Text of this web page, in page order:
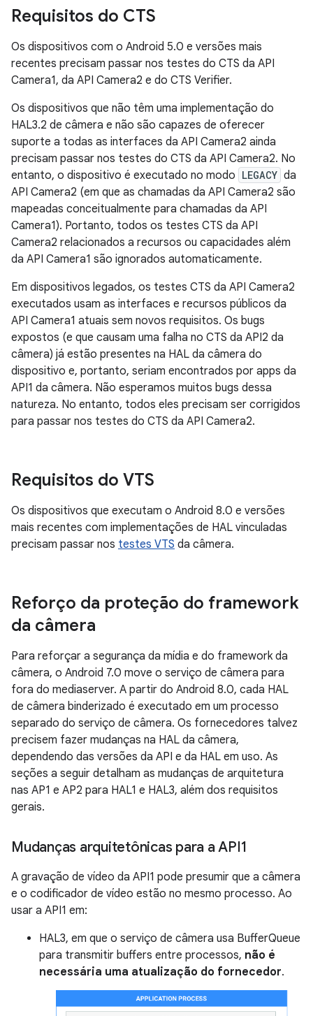
Requisitos do CTS
Os dispositivos com o Android 5.0 e versões mais
recentes precisam passar nos testes do CTS da API
Camera1, da API Camera2 e do CTS Verifier.
Os dispositivos que não têm uma implementação do
HAL3.2 de câmera e não são capazes de oferecer
suporte a todas as interfaces da API Camera2 ainda
precisam passar nos testes do CTS da API Camera2. No
entanto, o dispositivo é executado no modo LEGACY da
API Camera2 (em que as chamadas da API Camera2 são
mapeadas conceitualmente para chamadas da API
Camera1). Portanto, todos os testes CTS da API
Camera2 relacionados a recursos ou capacidades além
da API Camera1 são ignorados automaticamente.
Em dispositivos legados, os testes CTS da API Camera2
executados usam as interfaces e recursos públicos da
API Camera1 atuais sem novos requisitos. Os bugs
expostos (e que causam uma falha no CTS da API2 da
câmera) já estão presentes na HAL da câmera do
dispositivo e, portanto, seriam encontrados por apps da
API1 da câmera. Não esperamos muitos bugs dessa
natureza. No entanto, todos eles precisam ser corrigidos
para passar nos testes do CTS da API Camera2.
Requisitos do VTS
Os dispositivos que executam o Android 8.0 e versões
mais recentes com implementações de HAL vinculadas
precisam passar nos testes VTS da câmera.
Reforço da proteção do framework
da câmera
Para reforçar a segurança da mídia e do framework da
câmera, o Android 7.0 move o serviço de câmera para
fora do mediaserver. A partir do Android 8.0, cada HAL
de câmera binderizado é executado em um processo
separado do serviço de câmera. Os fornecedores talvez
precisem fazer mudanças na HAL da câmera,
dependendo das versões da API e da HAL em uso. As
seções a seguir detalham as mudanças de arquitetura
nas AP1 e AP2 para HAL1 e HAL3, além dos requisitos
gerais.
Mudanças arquitetônicas para a API1
A gravação de vídeo da API1 pode presumir que a câmera
e o codificador de vídeo estão no mesmo processo. Ao
usar a API1 em:
HAL3, em que o serviço de câmera usa BufferQueue
para transmitir buffers entre processos, não é
necessária uma atualização do fornecedor.